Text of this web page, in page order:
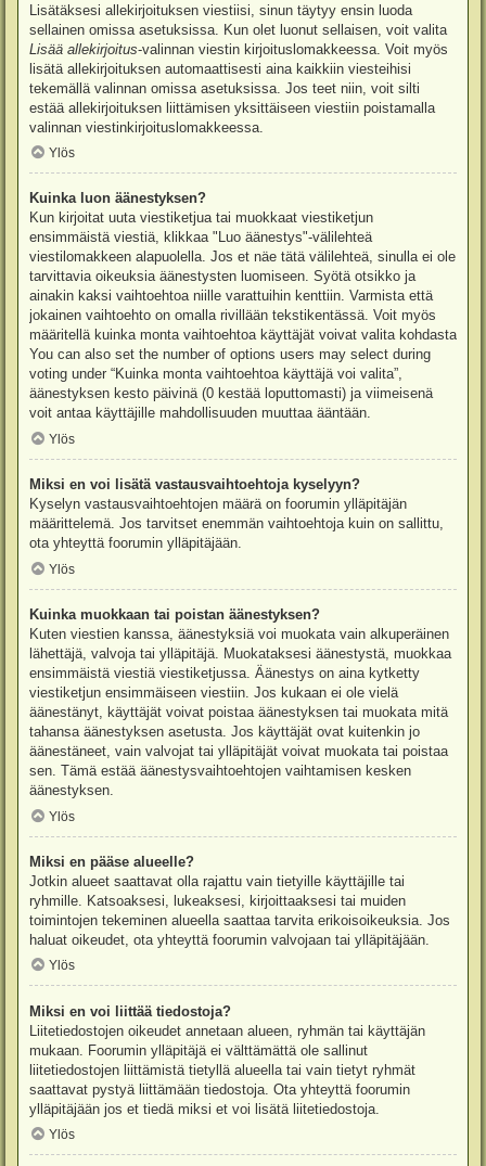
Lisätäksesi allekirjoituksen viestiisi, sinun täytyy ensin luoda
sellainen omissa asetuksissa. Kun olet luonut sellaisen, voit valita
Lisää allekirjoitus-valinnan viestin kirjoituslomakkeessa. Voit myös
lisätä allekirjoituksen automaattisesti aina kaikkiin viesteihisi
tekemällä valinnan omissa asetuksissa. Jos teet niin, voit silti
estää allekirjoituksen liittämisen yksittäiseen viestiin poistamalla
valinnan viestinkirjoituslomakkeessa.
Ylös
Kuinka luon äänestyksen?
Kun kirjoitat uuta viestiketjua tai muokkaat viestiketjun
ensimmäistä viestiä, klikkaa "Luo äänestys"-välilehteä
viestilomakkeen alapuolella. Jos et näe tätä välilehteä, sinulla ei ole
tarvittavia oikeuksia äänestysten luomiseen. Syötä otsikko ja
ainakin kaksi vaihtoehtoa niille varattuihin kenttiin. Varmista että
jokainen vaihtoehto on omalla rivillään tekstikentässä. Voit myös
määritellä kuinka monta vaihtoehtoa käyttäjät voivat valita kohdasta
You can also set the number of options users may select during
voting under “Kuinka monta vaihtoehtoa käyttäjä voi valita”,
äänestyksen kesto päivinä (0 kestää loputtomasti) ja viimeisenä
voit antaa käyttäjille mahdollisuuden muuttaa ääntään.
Ylös
Miksi en voi lisätä vastausvaihtoehtoja kyselyyn?
Kyselyn vastausvaihtoehtojen määrä on foorumin ylläpitäjän
määrittelemä. Jos tarvitset enemmän vaihtoehtoja kuin on sallittu,
ota yhteyttä foorumin ylläpitäjään.
Ylös
Kuinka muokkaan tai poistan äänestyksen?
Kuten viestien kanssa, äänestyksiä voi muokata vain alkuperäinen
lähettäjä, valvoja tai ylläpitäjä. Muokataksesi äänestystä, muokkaa
ensimmäistä viestiä viestiketjussa. Äänestys on aina kytketty
viestiketjun ensimmäiseen viestiin. Jos kukaan ei ole vielä
äänestänyt, käyttäjät voivat poistaa äänestyksen tai muokata mitä
tahansa äänestyksen asetusta. Jos käyttäjät ovat kuitenkin jo
äänestäneet, vain valvojat tai ylläpitäjät voivat muokata tai poistaa
sen. Tämä estää äänestysvaihtoehtojen vaihtamisen kesken
äänestyksen.
Ylös
Miksi en pääse alueelle?
Jotkin alueet saattavat olla rajattu vain tietyille käyttäjille tai
ryhmille. Katsoaksesi, lukeaksesi, kirjoittaaksesi tai muiden
toimintojen tekeminen alueella saattaa tarvita erikoisoikeuksia. Jos
haluat oikeudet, ota yhteyttä foorumin valvojaan tai ylläpitäjään.
Ylös
Miksi en voi liittää tiedostoja?
Liitetiedostojen oikeudet annetaan alueen, ryhmän tai käyttäjän
mukaan. Foorumin ylläpitäjä ei välttämättä ole sallinut
liitetiedostojen liittämistä tietyllä alueella tai vain tietyt ryhmät
saattavat pystyä liittämään tiedostoja. Ota yhteyttä foorumin
ylläpitäjään jos et tiedä miksi et voi lisätä liitetiedostoja.
Ylös